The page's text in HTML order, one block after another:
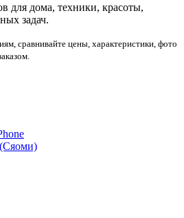
для дома, техники, красоты,
задач.
сравнивайте цены, характеристики, фото